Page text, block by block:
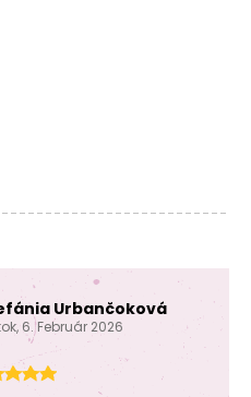
Urbančoková
6. Február 2026